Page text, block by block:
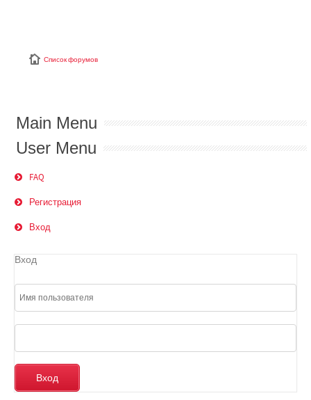
Список форумов
Main Menu
User Menu
FAQ
Регистрация
Вход
Вход